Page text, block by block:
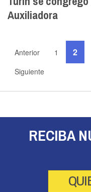
Auxiliadora
Anterior 1 2
Siguiente
RECIBA